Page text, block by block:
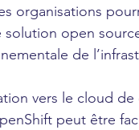
organisations
solution open
de
vers le cloud
peut être